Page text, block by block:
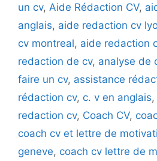
un cv, Aide Rédaction CV,
anglais, aide redaction cv
cv montreal, aide redaction
redaction de cv, analyse de
faire un cv, assistance
rédaction cv, c. v en anglais,
redaction cv, Coach CV,
coach cv et lettre de
geneve, coach cv lettre de